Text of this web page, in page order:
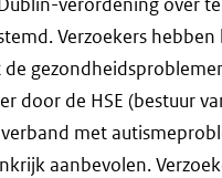
Verzoekers
door de HSE (bestuur
met
aanbevolen.